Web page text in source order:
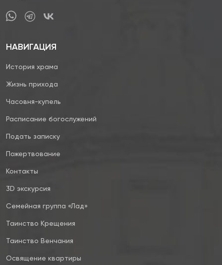
НАВИГАЦИЯ
История храма
Жизнь прихода
Часовня-купель
Расписание богослужений
Подать записку
Пожертвование
Контакты
3D экскурсия
Семейная группа «Лад»
Таинство Крещения
Таинство Венчания
Освящение квартиры